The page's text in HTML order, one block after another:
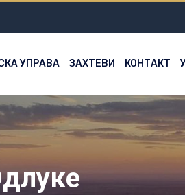
УПРАВА ЗАХТЕВИ КОНТАКТ